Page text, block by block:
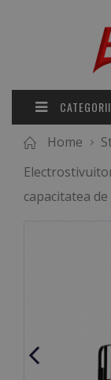
CATEGORII
Home
capacitatea